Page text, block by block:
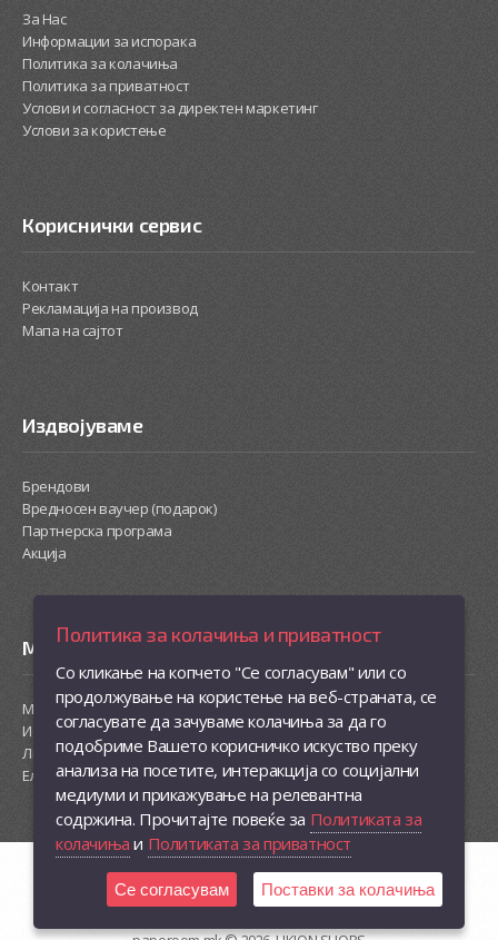
За Нас
Информации за испорака
Политика за колачиња
Политика за приватност
Услови и согласност за директен маркетинг
Услови за користење
Кориснички сервис
Контакт
Рекламација на производ
Мапа на сајтот
Издвојуваме
Брендови
Вредносен ваучер (подарок)
Партнерска програма
Акција
Моја сметка
Моја сметка
Историја на нарачки
Листа на желби
Електронски билтен
Политика за колачиња и приватност
Со кликање на копчето "Се согласувам" или со
продолжување на користење на веб-страната, се
согласувате да зачуваме колачиња за да го
подобриме Вашето корисничко искуство преку
анализа на посетите, интеракција со социјални
медиуми и прикажување на релевантна
содржина. Прочитајте повеќе за Политиката за
колачиња и Политиката за приватност
Се согласувам Поставки за колачиња